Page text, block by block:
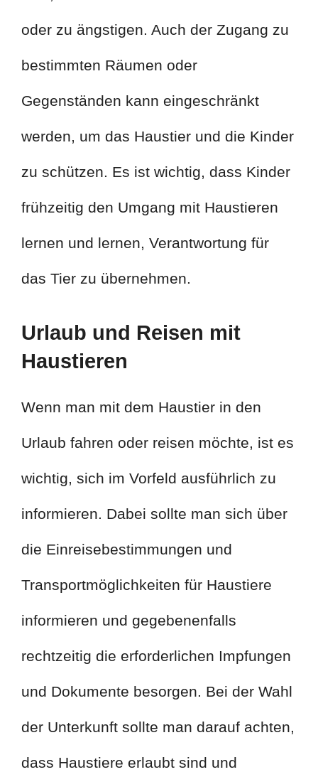
oder zu ängstigen. Auch der Zugang zu
bestimmten Räumen oder
Gegenständen kann eingeschränkt
werden, um das Haustier und die Kinder
zu schützen. Es ist wichtig, dass Kinder
frühzeitig den Umgang mit Haustieren
lernen und lernen, Verantwortung für
das Tier zu übernehmen.
Urlaub und Reisen mit
Haustieren
Wenn man mit dem Haustier in den
Urlaub fahren oder reisen möchte, ist es
wichtig, sich im Vorfeld ausführlich zu
informieren. Dabei sollte man sich über
die Einreisebestimmungen und
Transportmöglichkeiten für Haustiere
informieren und gegebenenfalls
rechtzeitig die erforderlichen Impfungen
und Dokumente besorgen. Bei der Wahl
der Unterkunft sollte man darauf achten,
dass Haustiere erlaubt sind und